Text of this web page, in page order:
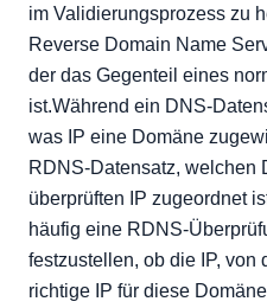
im Validierungsprozess zu
Reverse Domain Name
der das Gegenteil eines
ist.Während ein DNS-
was IP eine Domäne
RDNS-Datensatz, welchen
überprüften IP zugeordnet
häufig eine RDNS-
festzustellen, ob die IP, von
richtige IP für diese